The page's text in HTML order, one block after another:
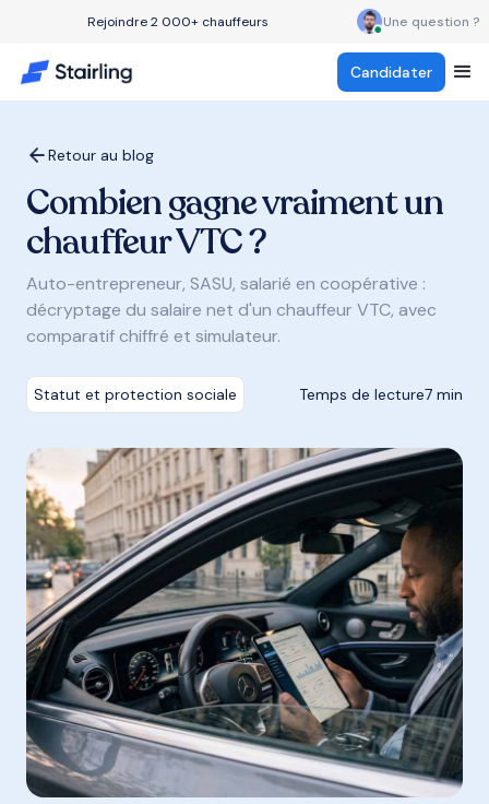
Rejoindre 2 000+ chauffeurs Une question ?
Candidater
Retour au blog
Combien gagne vraiment un
chauffeur VTC ?
Auto-entrepreneur, SASU, salarié en coopérative :
décryptage du salaire net d'un chauffeur VTC, avec
comparatif chiffré et simulateur.
Statut et protection sociale Temps de lecture7 min